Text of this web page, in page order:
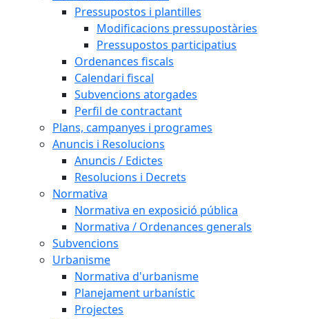
Pressupostos i plantilles
Modificacions pressupostàries
Pressupostos participatius
Ordenances fiscals
Calendari fiscal
Subvencions atorgades
Perfil de contractant
Plans, campanyes i programes
Anuncis i Resolucions
Anuncis / Edictes
Resolucions i Decrets
Normativa
Normativa en exposició pública
Normativa / Ordenances generals
Subvencions
Urbanisme
Normativa d'urbanisme
Planejament urbanístic
Projectes